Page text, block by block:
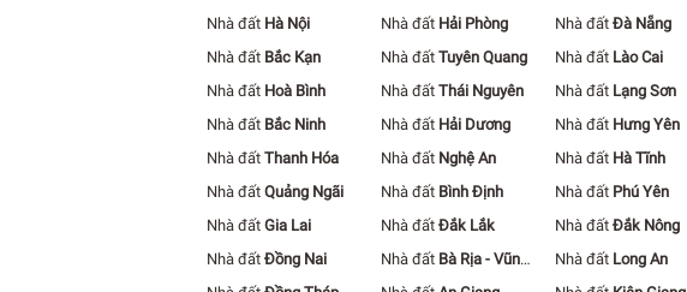
Nhà đất Hà Nội Nhà đất Hải Phòng Nhà đất Đà Nẵng
Nhà đất Bắc Kạn Nhà đất Tuyên Quang Nhà đất Lào Cai
Nhà đất Hoà Bình Nhà đất Thái Nguyên Nhà đất Lạng Sơn
Nhà đất Bắc Ninh Nhà đất Hải Dương Nhà đất Hưng Yên
Nhà đất Thanh Hóa Nhà đất Nghệ An Nhà đất Hà Tĩnh
Nhà đất Quảng Ngãi Nhà đất Bình Định Nhà đất Phú Yên
Nhà đất Gia Lai Nhà đất Đắk Lắk Nhà đất Đắk Nông
Nhà đất Đồng Nai Nhà đất Bà Rịa - Vũng
Nhà đất Long An